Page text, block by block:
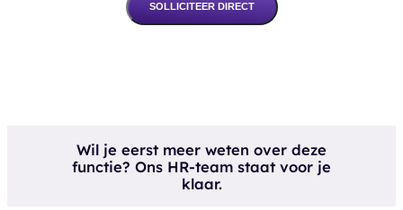
SOLLICITEER DIRECT
Wil je eerst meer weten over deze
functie? Ons HR-team staat voor je
klaar.